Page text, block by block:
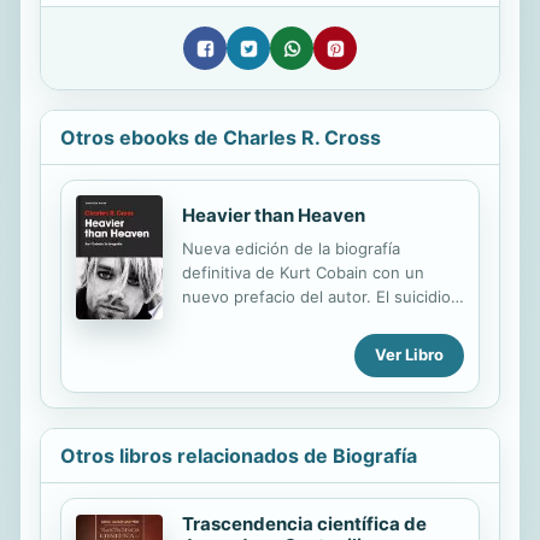
Otros ebooks de Charles R. Cross
Heavier than Heaven
Nueva edición de la biografía
definitiva de Kurt Cobain con un
nuevo prefacio del autor. El suicidio
personalidad de Kurt Cobain, tras
una existencia repleta de rabia, dolor
e inspiración. En esta biografía ya
escena de Seattle al servicio de la
narración de una vida fascinante.
Tras más de cuatrocientas
Ver Libro
Otros libros relacionados de Biografía
Trascendencia científica de